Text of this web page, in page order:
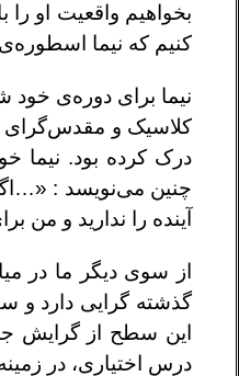
بخواهیم واقعیت او
کنیم که نیما
نیما برای دوره‌ی
کلاسیک و مقدس‌گرای
درک کرده بود. نیما
چنین می‌نویسد :
آینده را ندارید و
از سوی دیگر ما در
گذشته گرایی دارد و
این سطح از گرایش
درس اختیاری، در